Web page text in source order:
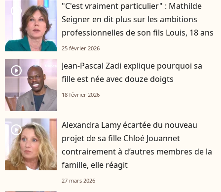
player2
"C'est vraiment particulier" : Mathilde
Seigner en dit plus sur les ambitions
professionnelles de son fils Louis, 18 ans
25 février 2026
player2
Jean-Pascal Zadi explique pourquoi sa
fille est née avec douze doigts
18 février 2026
player2
Alexandra Lamy écartée du nouveau
projet de sa fille Chloé Jouannet
contrairement à d’autres membres de la
famille, elle réagit
27 mars 2026